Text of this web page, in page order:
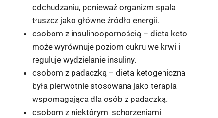
odchudzaniu, ponieważ organizm spala
tłuszcz jako główne źródło energii.
osobom z insulinoopornością – dieta keto
może wyrównuje poziom cukru we krwi i
reguluje wydzielanie insuliny.
osobom z padaczką – dieta ketogeniczna
była pierwotnie stosowana jako terapia
wspomagająca dla osób z padaczką.
osobom z niektórymi schorzeniami